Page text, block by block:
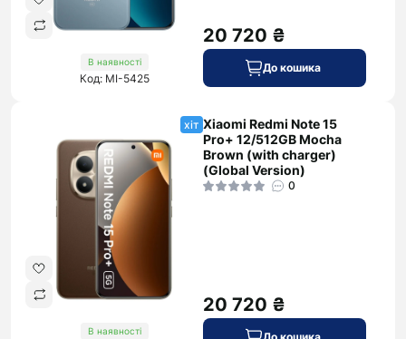
В наявності
Код: MI-5425
20 720 ₴
До кошика
хіт
В наявності
Xiaomi Redmi Note 15
Pro+ 12/512GB Mocha
Brown (with charger)
(Global Version)
0
20 720 ₴